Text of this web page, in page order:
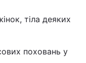
тіла деяких
поховань у